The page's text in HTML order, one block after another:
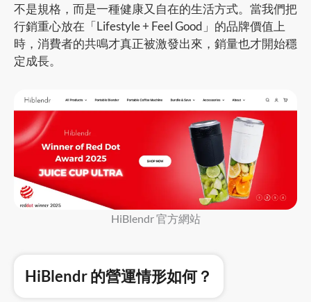
不是規格，而是一種健康又自在的生活方式。當我們把
行銷重心放在「Lifestyle + Feel Good」的品牌價值上
時，消費者的共鳴才真正被激發出來，銷量也才開始穩
定成長。
HiBlendr 官方網站
HiBlendr 的營運情形如何？